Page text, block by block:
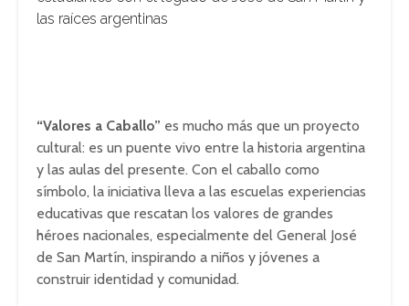
las raíces argentinas
“Valores a Caballo” es mucho más que un proyecto
cultural: es un puente vivo entre la historia argentina
y las aulas del presente. Con el caballo como
símbolo, la iniciativa lleva a las escuelas experiencias
educativas que rescatan los valores de grandes
héroes nacionales, especialmente del General José
de San Martín, inspirando a niños y jóvenes a
construir identidad y comunidad.